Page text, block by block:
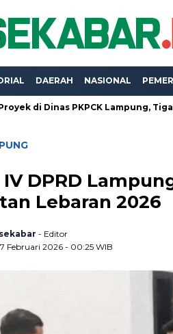
DAERAH NASIONAL
PKPCK Lampung, Tiga
IV DPRD
Lebaran 2026
- Editor
Februari 2026 - 00:25 WIB